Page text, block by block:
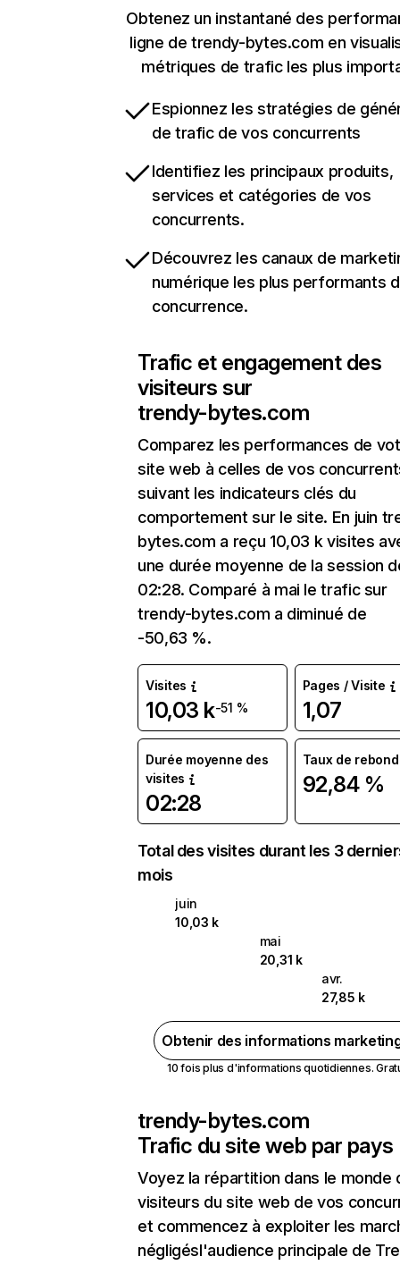
Obtenez un instantané des
ligne de trendy-bytes.com en
métriques de trafic les plus
Espionnez les stratégies de
de trafic de vos concurrents
Identifiez les principaux produits,
services et catégories de vos
concurrents.
Découvrez les canaux de
numérique les plus performants
concurrence.
Trafic et engagement des
visiteurs sur
trendy-bytes.com
Comparez les performances de
site web à celles de vos
suivant les indicateurs clés du
comportement sur le site. En juin
bytes.com a reçu 10,03 k visites
une durée moyenne de la session
02:28. Comparé à mai le trafic sur
trendy-bytes.com a diminué de
-50,63 %.
Visites
10,03 k-51 %
Pages / Visite
1,07
Durée moyenne des
visites
02:28
Taux de rebond
92,84 %
Total des visites durant les 3
mois
juin
10,03 k
mai
20,31 k
avr.
27,85 k
Obtenir des informations
10 fois plus d'informations quotidiennes.
trendy-bytes.com
Trafic du site web par pays
Voyez la répartition dans le monde
visiteurs du site web de vos
et commencez à exploiter les
négligésl'audience principale de